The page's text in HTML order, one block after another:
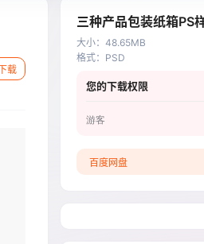
载
三种产品包装纸箱PS
大小： 48.65MB
格式： PSD
您的下载权限
游客
百度网盘